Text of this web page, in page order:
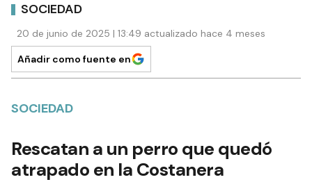
SOCIEDAD
20 de junio de 2025 | 13:49 actualizado hace 4 meses
Añadir como fuente en
SOCIEDAD
Rescatan a un perro que quedó
atrapado en la Costanera